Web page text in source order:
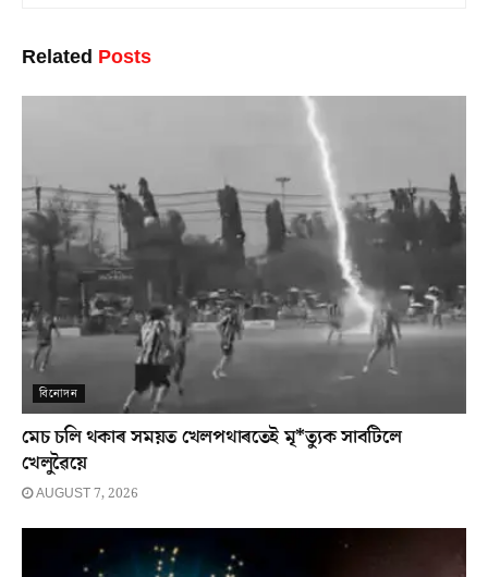
Related Posts
বিনোদন
মেচ চলি থকাৰ সময়ত খেলপথাৰতেই মৃ*ত্যুক সাবটিলে
খেলুৱৈয়ে
AUGUST 7, 2026